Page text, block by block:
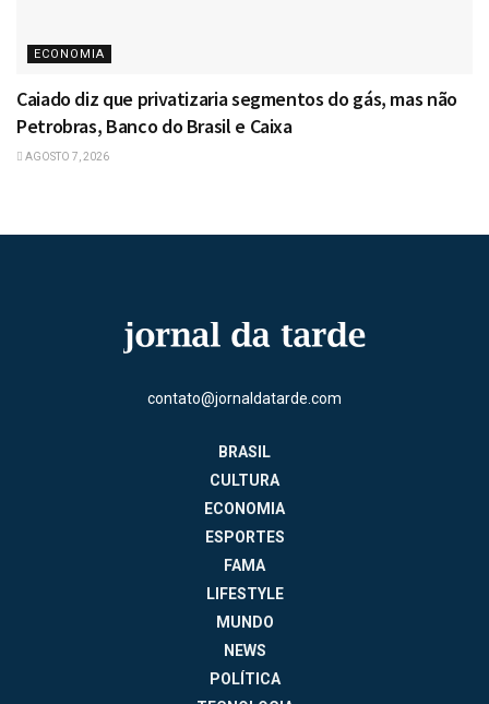
ECONOMIA
Caiado diz que privatizaria segmentos do gás, mas não
Petrobras, Banco do Brasil e Caixa
AGOSTO 7, 2026
contato@jornaldatarde.com
BRASIL
CULTURA
ECONOMIA
ESPORTES
FAMA
LIFESTYLE
MUNDO
NEWS
POLÍTICA